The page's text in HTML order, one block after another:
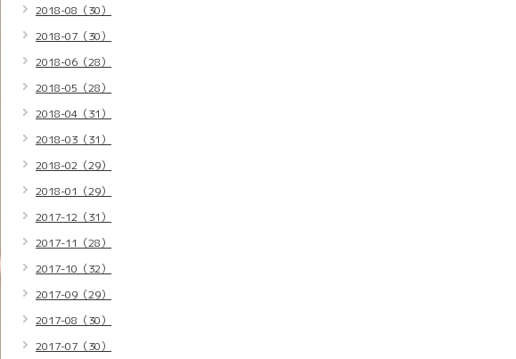
2018-08（30）
2018-07（30）
2018-06（28）
2018-05（28）
2018-04（31）
2018-03（31）
2018-02（29）
2018-01（29）
2017-12（31）
2017-11（28）
2017-10（32）
2017-09（29）
2017-08（30）
2017-07（30）